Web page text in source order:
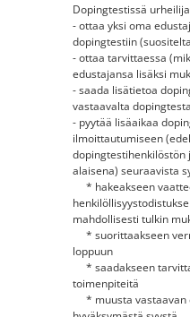
Dopingtestissä
- ottaa yksi oma
dopingtestiin
- ottaa tarvittaessa
edustajansa lisäksi
- saada lisätietoa
vastaavalta
- pyytää lisäaikaa
ilmoittautumiseen
dopingtestihenkilöstön
alaisena) seuraavista
* hakeakseen
mahdollisesti tulkin
* suorittaakseen
loppuun
* saadakseen
toimenpiteitä
* muusta vastaavan